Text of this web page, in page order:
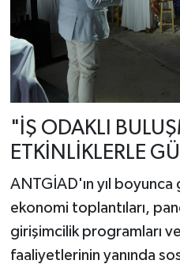
"İŞ ODAKLI
ETKİNLİKLERLE
ANTGİAD'ın yıl
ekonomi toplantıları,
girişimcilik programları
faaliyetlerinin yanında